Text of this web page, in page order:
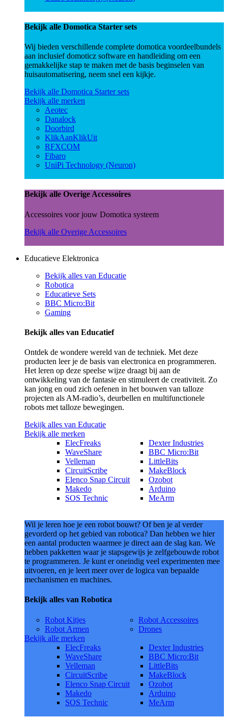
Bekijk alle Domotica Starter sets
Wij bieden verschillende complete domotica voordeelbundels
aan inclusief domoticz software en handleiding om een
gemakkelijke stap te maken met de basis beginselen van
huisautomatisering, neem snel een kijkje.
Bekijk alle Domotica Starter sets
Bekijk alle merken
Aeotec
Danalock
Doorbird
KlikAanKlikUit
RFXCOM
Fibaro
UniPi Technology (Neuron)
Bekijk alle Overige Accessoires
Accessoires voor jouw Domotica systeem
Bekijk alle Overige Accessoires
Educatieve Elektronica
Bekijk alles van Educatie
Robotica
Educatieve Sets
BBC Micro:Bit
Gaming
Bekijk alles van Educatief
Ontdek de wondere wereld van de techniek. Met deze
producten leer je de basis van electronica en programmeren.
Het leren op deze speelse wijze draagt bij aan de
ontwikkeling van de fantasie en stimuleert de creativiteit. Zo
kan jong en oud zich oefenen in het bouwen van talloze
projecten als AM-radio’s, deurbellen en multifunctionele
robots met talloze bewegingen.
Bekijk alles van Educatie
Bekijk alle merken
ElecFreaks
WaveShare
Velleman
CircuitScribe
Elenco Snap Circuit
Makedo
SOS Technic
Dexter Industries
BBC Micro:Bit
LittleBits
MakeBlock
Ozobot
Arduino
MeArm
Wil je leren hoe je een robot bouwt? Of ben je al verder
gevorderd op het gebied van robotica? Dan hebben we hier
een aantal producten waarmee je direct aan de slag kan. We
hebben pakketten waar je stapsgewijs je zelfgebouwde robot
te programmeren. Je kunt er oneindig veel experimenten mee
uitvoeren, en je leert meer over de logica van bepaalde
mechanismen en machines.
Bekijk alles van Robotica
Robot Kitjes
Robot Armen
Robot Accessoires
Drones
Bekijk alle merken
ElecFreaks
WaveShare
Velleman
CircuitScribe
Elenco Snap Circuit
Makedo
SOS Technic
Dexter Industries
BBC Micro:Bit
LittleBits
MakeBlock
Ozobot
Arduino
MeArm